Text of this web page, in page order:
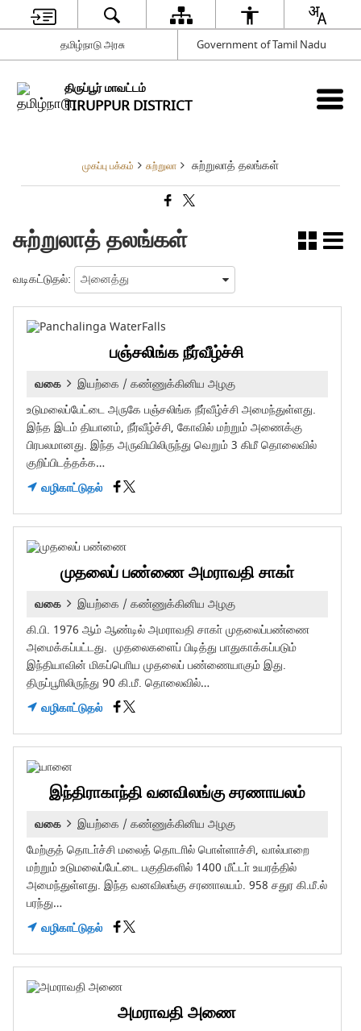
தமிழ்நாடு அரசு Government of Tamil Nadu
திருப்பூர் மாவட்டம்
TIRUPPUR DISTRICT
முகப்பு பக்கம் சுற்றுலா சுற்றுலாத் தலங்கள்
சுற்றுலாத் தலங்கள்
வடிகட்டுதல்:
பஞ்சலிங்க நீர்வீழ்ச்சி
வகை
இயற்கை / கண்ணுக்கினிய அழகு
உடுமலைப்பேட்டை அருகே பஞ்சலிங்க நீர்வீழ்ச்சி அமைந்துள்ளது.
இந்த இடம் தியானம், நீர்வீழ்ச்சி, கோவில் மற்றும் அணைக்கு
பிரபலமானது. இந்த அருவியிலிருந்து வெறும் 3 கிமீ தொலைவில்
குறிப்பிடத்தக்க…
வழிகாட்டுதல்
முதலைப் பண்ணை அமராவதி சாகா்
வகை
இயற்கை / கண்ணுக்கினிய அழகு
கி.பி. 1976 ஆம் ஆண்டில் அமராவதி சாகா் முதலைப்பண்ணை
அமைக்கப்பட்டது. முதலைகளைப் பிடித்து பாதுகாக்கப்படும்
இந்தியாவின் மிகப்பொிய முதலைப் பண்ணையாகும் இது.
திருப்பூாிலிருந்து 90 கி.மீ. தொலைவில்…
வழிகாட்டுதல்
இந்திராகாந்தி வனவிலங்கு சரணாயலம்
வகை
இயற்கை / கண்ணுக்கினிய அழகு
மேற்குத் தொடா்ச்சி மலைத் தொடாில் பொள்ளாச்சி, வால்பாறை
மற்றும் உடுமலைப்பேட்டை பகுதிகளில் 1400 மீட்டா் உயரத்தில்
அமைந்துள்ளது. இந்த வனவிலங்கு சரணாலயம். 958 சதுர கி.மீ.ல்
பரந்து…
வழிகாட்டுதல்
அமராவதி அணை